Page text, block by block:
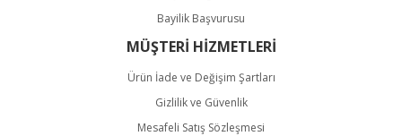
Bayilik Başvurusu
MÜŞTERİ HİZMETLERİ
Ürün İade ve Değişim Şartları
Gizlilik ve Güvenlik
Mesafeli Satış Sözleşmesi